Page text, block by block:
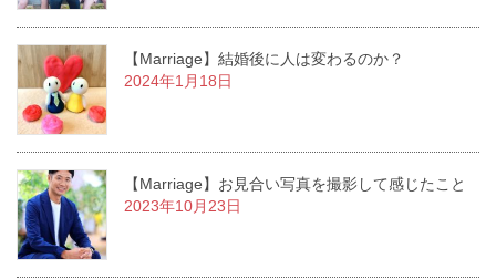
【Marriage】結婚後に人は変わるのか？
2024年1月18日
【Marriage】お見合い写真を撮影して感じたこと
2023年10月23日